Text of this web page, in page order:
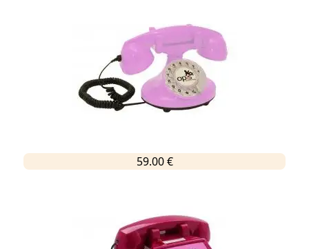
59.00 €